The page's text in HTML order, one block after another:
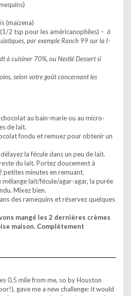
(maïzena)
2 tsp pour les américanophiles) – à
par exemple Ranch 99 sur la I-
à cuisiner 70%, ou Nestlé Dessert si
selon votre goût concernant les
au bain-marie ou au micro-
de lait.
fondu et remuez pour obtenir un
la fécule dans un peu de lait.
du lait. Portez doucement à
petites minutes en remuant.
lait/fécule/agar-agar, la purée
Mixez bien.
des ramequins et réservez quelques
mangé les 2 dernières crèmes
maison. Complètement
0,5 mile from me, so by Houston
gave me a new challenge: it would